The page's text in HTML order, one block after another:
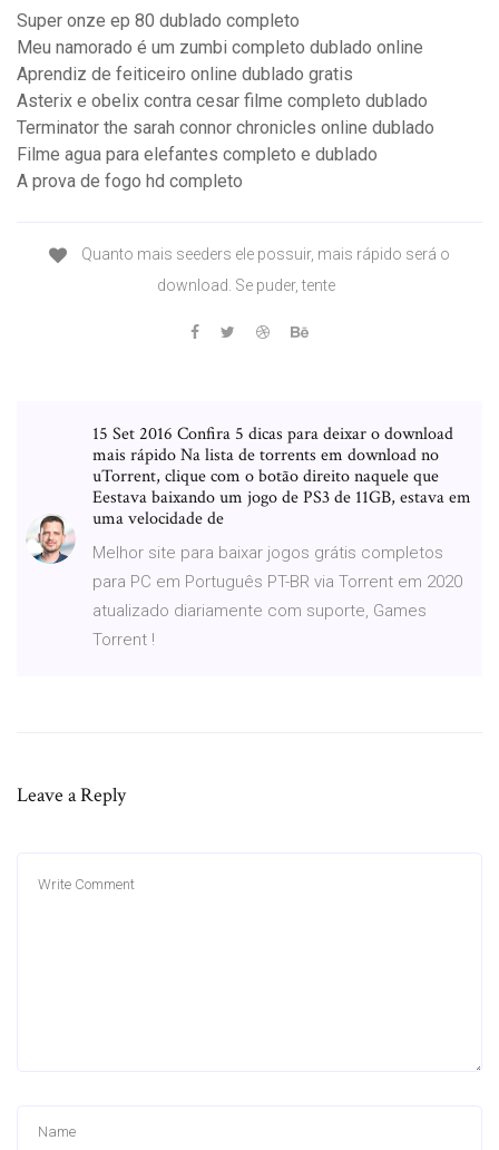
Super onze ep 80 dublado completo
Meu namorado é um zumbi completo dublado online
Aprendiz de feiticeiro online dublado gratis
Asterix e obelix contra cesar filme completo dublado
Terminator the sarah connor chronicles online dublado
Filme agua para elefantes completo e dublado
A prova de fogo hd completo
Quanto mais seeders ele possuir, mais rápido será o
download. Se puder, tente
15 Set 2016 Confira 5 dicas para deixar o download
mais rápido Na lista de torrents em download no
uTorrent, clique com o botão direito naquele que
Eestava baixando um jogo de PS3 de 11GB, estava em
uma velocidade de
Melhor site para baixar jogos grátis completos
para PC em Português PT-BR via Torrent em 2020
atualizado diariamente com suporte, Games
Torrent !
Leave a Reply